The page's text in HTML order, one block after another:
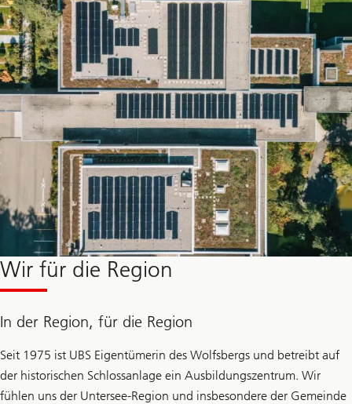
Wir für die Region
In der Region, für die Region
Seit 1975 ist UBS Eigentümerin des Wolfsbergs und betreibt auf
der historischen Schlossanlage ein Ausbildungszentrum. Wir
fühlen uns der Untersee-Region und insbesondere der Gemeinde